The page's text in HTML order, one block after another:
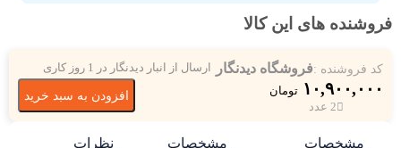
فروشنده های این کالا
کد فروشنده :فروشگاه دیدنگار ارسال از انبار دیدنگار در 1 روز کاری
۱۰,۹۰۰,۰۰۰ تومان
2 عدد
افزودن به سبد خرید
مشخصات
مشخصات
نظرات